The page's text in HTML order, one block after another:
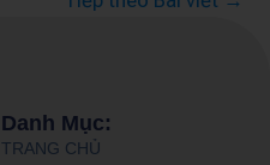
Danh Mục:
TRANG CHỦ